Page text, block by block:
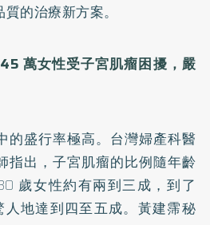
的治療新方案。
萬女性受子宮肌瘤困擾，嚴
的盛行率極高。台灣婦產科醫
指出，子宮肌瘤的比例隨年齡
歲女性約有兩到三成，到了
地達到四至五成。黃建霈秘